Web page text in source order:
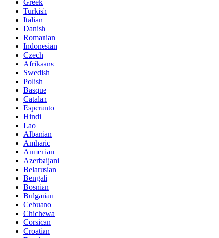
Greek
Turkish
Italian
Danish
Romanian
Indonesian
Czech
Afrikaans
Swedish
Polish
Basque
Catalan
Esperanto
Hindi
Lao
Albanian
Amharic
Armenian
Azerbaijani
Belarusian
Bengali
Bosnian
Bulgarian
Cebuano
Chichewa
Corsican
Croatian